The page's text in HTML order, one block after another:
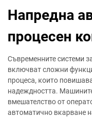
Напредна
процесен
Съвременните системи
включват сложни
процеса, които
надеждността.
вмешателство от
автоматично вкарване